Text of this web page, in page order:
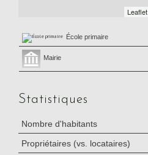
Leaflet
École primaire
Mairie
Statistiques
Nombre d'habitants
Propriétaires (vs. locataires)